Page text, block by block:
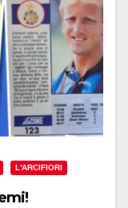
L'ARCIFIORI